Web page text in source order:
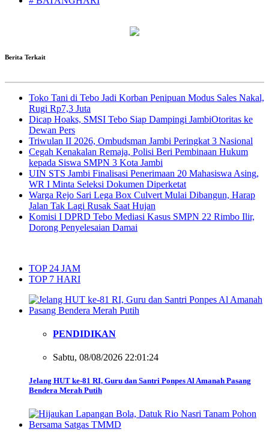
Berita Terkait
Toko Tani di Tebo Jadi Korban Penipuan Modus Sales Nakal,
Rugi Rp7,3 Juta
Dicap Hoaks, SMSI Tebo Siap Dampingi JambiOtoritas ke
Dewan Pers
Triwulan II 2026, Ombudsman Jambi Peringkat 3 Nasional
Cegah Kenakalan Remaja, Polisi Beri Pembinaan Hukum
kepada Siswa SMPN 3 Kota Jambi
UIN STS Jambi Finalisasi Penerimaan 20 Mahasiswa Asing,
WR I Minta Seleksi Dokumen Diperketat
Warga Rejo Sari Lega Box Culvert Mulai Dibangun, Harap
Jalan Tak Lagi Rusak Saat Hujan
Komisi I DPRD Tebo Mediasi Kasus SMPN 22 Rimbo Ilir,
Dorong Penyelesaian Damai
TOP 24 JAM
TOP 7 HARI
PENDIDIKAN
Sabtu, 08/08/2026 22:01:24
Jelang HUT ke-81 RI, Guru dan Santri Ponpes Al Amanah Pasang
Bendera Merah Putih